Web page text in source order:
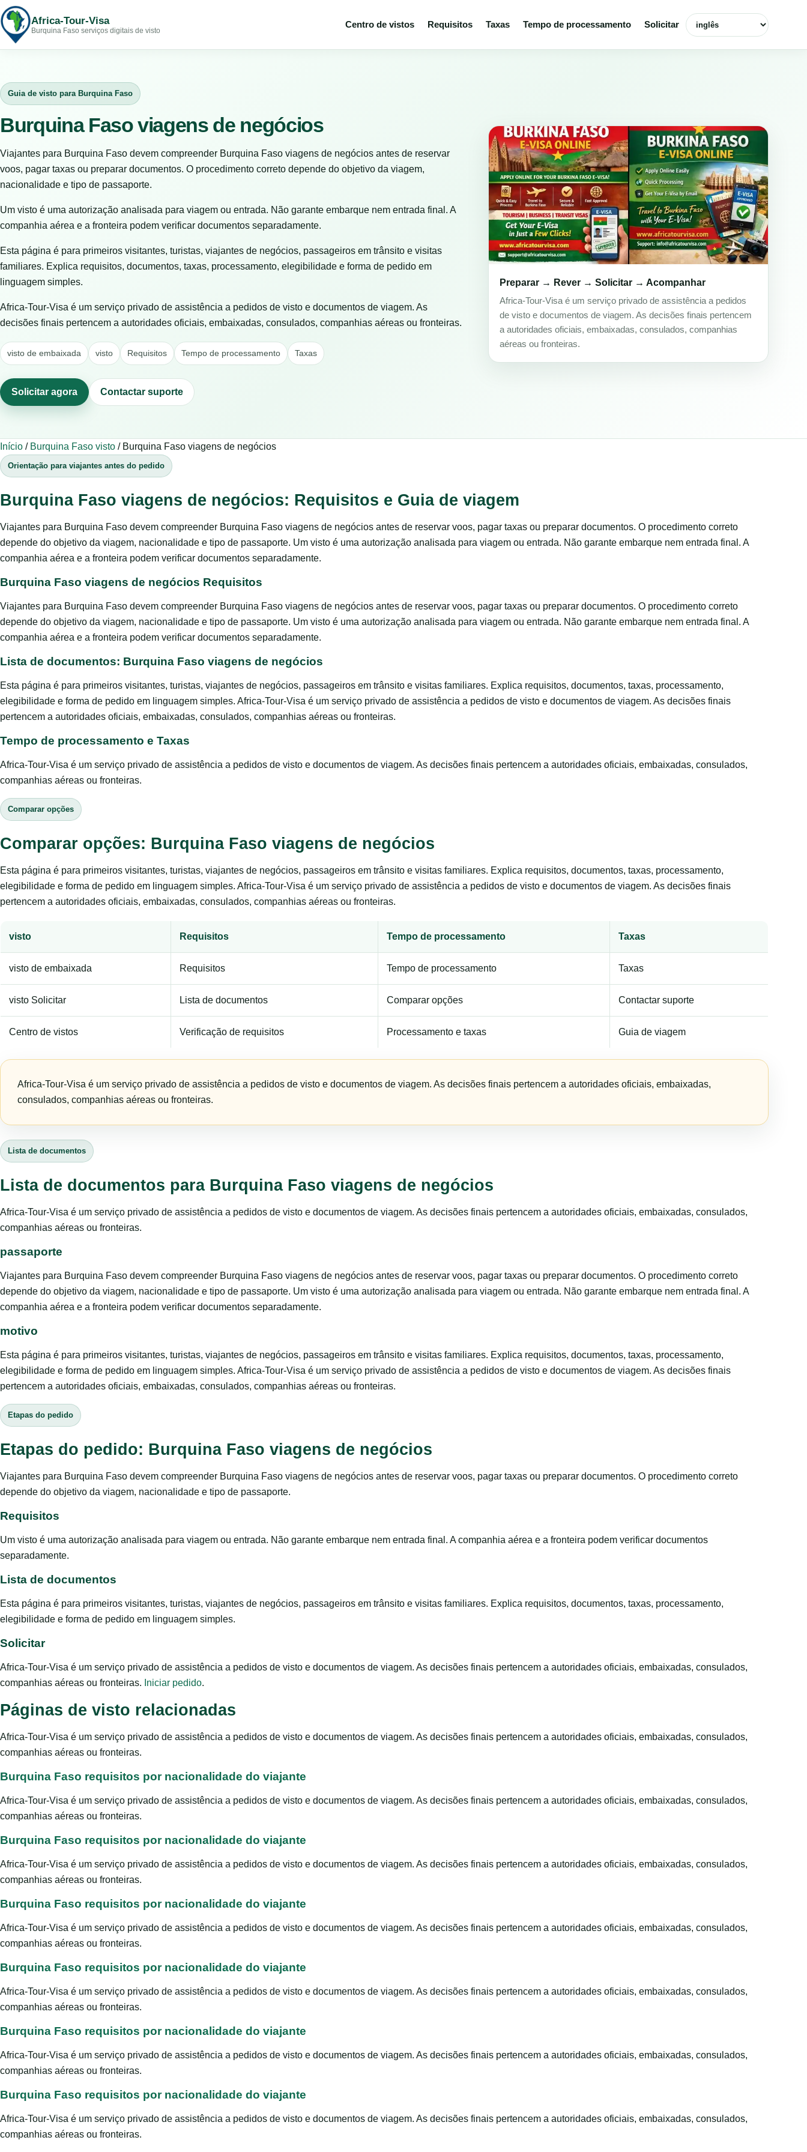
Africa-Tour-Visa
Burquina Faso serviços digitais de visto
Centro de vistos Requisitos Taxas Tempo de processamento Solicitar Selecionar idioma
Guia de visto para Burquina Faso
Burquina Faso viagens de negócios
Viajantes para Burquina Faso devem compreender Burquina Faso viagens de negócios antes de reservar
voos, pagar taxas ou preparar documentos. O procedimento correto depende do objetivo da viagem,
nacionalidade e tipo de passaporte.
Um visto é uma autorização analisada para viagem ou entrada. Não garante embarque nem entrada final. A
companhia aérea e a fronteira podem verificar documentos separadamente.
Esta página é para primeiros visitantes, turistas, viajantes de negócios, passageiros em trânsito e visitas
familiares. Explica requisitos, documentos, taxas, processamento, elegibilidade e forma de pedido em
linguagem simples.
Africa-Tour-Visa é um serviço privado de assistência a pedidos de visto e documentos de viagem. As
decisões finais pertencem a autoridades oficiais, embaixadas, consulados, companhias aéreas ou fronteiras.
visto de embaixada visto Requisitos Tempo de processamento Taxas
Solicitar agora Contactar suporte
Preparar → Rever → Solicitar → Acompanhar
Africa-Tour-Visa é um serviço privado de assistência a pedidos
de visto e documentos de viagem. As decisões finais pertencem
a autoridades oficiais, embaixadas, consulados, companhias
aéreas ou fronteiras.
Início / Burquina Faso visto / Burquina Faso viagens de negócios
Orientação para viajantes antes do pedido
Burquina Faso viagens de negócios: Requisitos e Guia de viagem
Viajantes para Burquina Faso devem compreender Burquina Faso viagens de negócios antes de reservar voos, pagar taxas ou preparar documentos. O procedimento correto
depende do objetivo da viagem, nacionalidade e tipo de passaporte. Um visto é uma autorização analisada para viagem ou entrada. Não garante embarque nem entrada final. A
companhia aérea e a fronteira podem verificar documentos separadamente.
Burquina Faso viagens de negócios Requisitos
Viajantes para Burquina Faso devem compreender Burquina Faso viagens de negócios antes de reservar voos, pagar taxas ou preparar documentos. O procedimento correto
depende do objetivo da viagem, nacionalidade e tipo de passaporte. Um visto é uma autorização analisada para viagem ou entrada. Não garante embarque nem entrada final. A
companhia aérea e a fronteira podem verificar documentos separadamente.
Lista de documentos: Burquina Faso viagens de negócios
Esta página é para primeiros visitantes, turistas, viajantes de negócios, passageiros em trânsito e visitas familiares. Explica requisitos, documentos, taxas, processamento,
elegibilidade e forma de pedido em linguagem simples. Africa-Tour-Visa é um serviço privado de assistência a pedidos de visto e documentos de viagem. As decisões finais
pertencem a autoridades oficiais, embaixadas, consulados, companhias aéreas ou fronteiras.
Tempo de processamento e Taxas
Africa-Tour-Visa é um serviço privado de assistência a pedidos de visto e documentos de viagem. As decisões finais pertencem a autoridades oficiais, embaixadas, consulados,
companhias aéreas ou fronteiras.
Comparar opções
Comparar opções: Burquina Faso viagens de negócios
Esta página é para primeiros visitantes, turistas, viajantes de negócios, passageiros em trânsito e visitas familiares. Explica requisitos, documentos, taxas, processamento,
elegibilidade e forma de pedido em linguagem simples. Africa-Tour-Visa é um serviço privado de assistência a pedidos de visto e documentos de viagem. As decisões finais
pertencem a autoridades oficiais, embaixadas, consulados, companhias aéreas ou fronteiras.
visto Requisitos Tempo de processamento Taxas
visto de embaixada Requisitos Tempo de processamento Taxas
visto Solicitar Lista de documentos Comparar opções Contactar suporte
Centro de vistos Verificação de requisitos Processamento e taxas Guia de viagem
Africa-Tour-Visa é um serviço privado de assistência a pedidos de visto e documentos de viagem. As decisões finais pertencem a autoridades oficiais, embaixadas,
consulados, companhias aéreas ou fronteiras.
Lista de documentos
Lista de documentos para Burquina Faso viagens de negócios
Africa-Tour-Visa é um serviço privado de assistência a pedidos de visto e documentos de viagem. As decisões finais pertencem a autoridades oficiais, embaixadas, consulados,
companhias aéreas ou fronteiras.
passaporte
Viajantes para Burquina Faso devem compreender Burquina Faso viagens de negócios antes de reservar voos, pagar taxas ou preparar documentos. O procedimento correto
depende do objetivo da viagem, nacionalidade e tipo de passaporte. Um visto é uma autorização analisada para viagem ou entrada. Não garante embarque nem entrada final. A
companhia aérea e a fronteira podem verificar documentos separadamente.
motivo
Esta página é para primeiros visitantes, turistas, viajantes de negócios, passageiros em trânsito e visitas familiares. Explica requisitos, documentos, taxas, processamento,
elegibilidade e forma de pedido em linguagem simples. Africa-Tour-Visa é um serviço privado de assistência a pedidos de visto e documentos de viagem. As decisões finais
pertencem a autoridades oficiais, embaixadas, consulados, companhias aéreas ou fronteiras.
Etapas do pedido
Etapas do pedido: Burquina Faso viagens de negócios
Viajantes para Burquina Faso devem compreender Burquina Faso viagens de negócios antes de reservar voos, pagar taxas ou preparar documentos. O procedimento correto
depende do objetivo da viagem, nacionalidade e tipo de passaporte.
Requisitos
Um visto é uma autorização analisada para viagem ou entrada. Não garante embarque nem entrada final. A companhia aérea e a fronteira podem verificar documentos
separadamente.
Lista de documentos
Esta página é para primeiros visitantes, turistas, viajantes de negócios, passageiros em trânsito e visitas familiares. Explica requisitos, documentos, taxas, processamento,
elegibilidade e forma de pedido em linguagem simples.
Solicitar
Africa-Tour-Visa é um serviço privado de assistência a pedidos de visto e documentos de viagem. As decisões finais pertencem a autoridades oficiais, embaixadas, consulados,
companhias aéreas ou fronteiras. Iniciar pedido.
Páginas de visto relacionadas
Africa-Tour-Visa é um serviço privado de assistência a pedidos de visto e documentos de viagem. As decisões finais pertencem a autoridades oficiais, embaixadas, consulados,
companhias aéreas ou fronteiras.
Burquina Faso requisitos por nacionalidade do viajante
Africa-Tour-Visa é um serviço privado de assistência a pedidos de visto e documentos de viagem. As decisões finais pertencem a autoridades oficiais, embaixadas, consulados,
companhias aéreas ou fronteiras.
Burquina Faso requisitos por nacionalidade do viajante
Africa-Tour-Visa é um serviço privado de assistência a pedidos de visto e documentos de viagem. As decisões finais pertencem a autoridades oficiais, embaixadas, consulados,
companhias aéreas ou fronteiras.
Burquina Faso requisitos por nacionalidade do viajante
Africa-Tour-Visa é um serviço privado de assistência a pedidos de visto e documentos de viagem. As decisões finais pertencem a autoridades oficiais, embaixadas, consulados,
companhias aéreas ou fronteiras.
Burquina Faso requisitos por nacionalidade do viajante
Africa-Tour-Visa é um serviço privado de assistência a pedidos de visto e documentos de viagem. As decisões finais pertencem a autoridades oficiais, embaixadas, consulados,
companhias aéreas ou fronteiras.
Burquina Faso requisitos por nacionalidade do viajante
Africa-Tour-Visa é um serviço privado de assistência a pedidos de visto e documentos de viagem. As decisões finais pertencem a autoridades oficiais, embaixadas, consulados,
companhias aéreas ou fronteiras.
Burquina Faso requisitos por nacionalidade do viajante
Africa-Tour-Visa é um serviço privado de assistência a pedidos de visto e documentos de viagem. As decisões finais pertencem a autoridades oficiais, embaixadas, consulados,
companhias aéreas ou fronteiras.